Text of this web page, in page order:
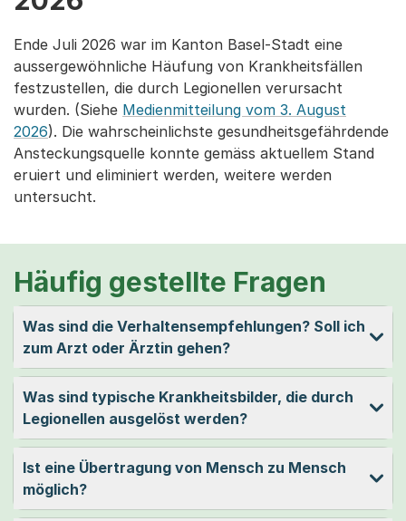
Ende Juli 2026 war im Kanton Basel-Stadt eine
aussergewöhnliche Häufung von Krankheitsfällen
festzustellen, die durch Legionellen verursacht
wurden. (Siehe Medienmitteilung vom 3. August
2026). Die wahrscheinlichste gesundheitsgefährdende
Ansteckungsquelle konnte gemäss aktuellem Stand
eruiert und eliminiert werden, weitere werden
untersucht.
Häufig gestellte Fragen
Was sind die Verhaltensempfehlungen? Soll ich
zum Arzt oder Ärztin gehen?
Was sind typische Krankheitsbilder, die durch
Legionellen ausgelöst werden?
Ist eine Übertragung von Mensch zu Mensch
möglich?